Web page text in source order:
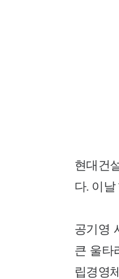
현대건
다. 이
공기영
큰 울타
립경영